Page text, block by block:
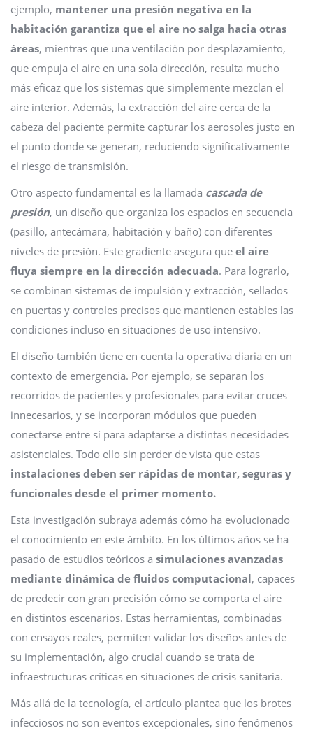
ejemplo, mantener una presión negativa en la
habitación garantiza que el aire no salga hacia otras
áreas, mientras que una ventilación por desplazamiento,
que empuja el aire en una sola dirección, resulta mucho
más eficaz que los sistemas que simplemente mezclan el
aire interior. Además, la extracción del aire cerca de la
cabeza del paciente permite capturar los aerosoles justo en
el punto donde se generan, reduciendo significativamente
el riesgo de transmisión.
Otro aspecto fundamental es la llamada cascada de
presión, un diseño que organiza los espacios en secuencia
(pasillo, antecámara, habitación y baño) con diferentes
niveles de presión. Este gradiente asegura que el aire
fluya siempre en la dirección adecuada. Para lograrlo,
se combinan sistemas de impulsión y extracción, sellados
en puertas y controles precisos que mantienen estables las
condiciones incluso en situaciones de uso intensivo.
El diseño también tiene en cuenta la operativa diaria en un
contexto de emergencia. Por ejemplo, se separan los
recorridos de pacientes y profesionales para evitar cruces
innecesarios, y se incorporan módulos que pueden
conectarse entre sí para adaptarse a distintas necesidades
asistenciales. Todo ello sin perder de vista que estas
instalaciones deben ser rápidas de montar, seguras y
funcionales desde el primer momento.
Esta investigación subraya además cómo ha evolucionado
el conocimiento en este ámbito. En los últimos años se ha
pasado de estudios teóricos a simulaciones avanzadas
mediante dinámica de fluidos computacional, capaces
de predecir con gran precisión cómo se comporta el aire
en distintos escenarios. Estas herramientas, combinadas
con ensayos reales, permiten validar los diseños antes de
su implementación, algo crucial cuando se trata de
infraestructuras críticas en situaciones de crisis sanitaria.
Más allá de la tecnología, el artículo plantea que los brotes
infecciosos no son eventos excepcionales, sino fenómenos